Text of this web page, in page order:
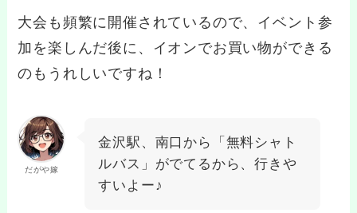
大会も頻繁に開催されているので、イベント参
加を楽しんだ後に、イオンでお買い物ができる
のもうれしいですね！
だがや嫁
金沢駅、南口から「無料シャト
ルバス」がでてるから、行きや
すいよー♪